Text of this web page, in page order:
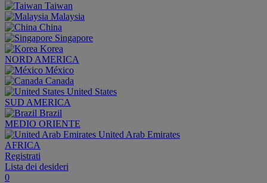
Taiwan
Malaysia
China
Singapore
Korea
NORD AMERICA
México
Canada
United States
SUD AMERICA
Brazil
MEDIO ORIENTE
United Arab Emirates
AFRICA
Registrati
Lista dei desideri
0